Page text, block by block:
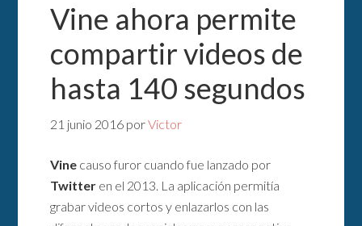
Vine ahora permite
compartir videos de
hasta 140 segundos
21 junio 2016 porVictor
Vine causo furor cuando fue lanzado por
Twitter en el 2013. La aplicación permitía
grabar videos cortos y enlazarlos con las